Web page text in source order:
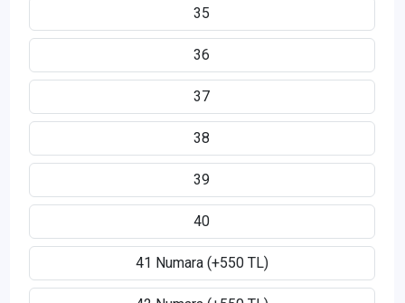
35
36
37
38
39
40
41 Numara (+550 TL)